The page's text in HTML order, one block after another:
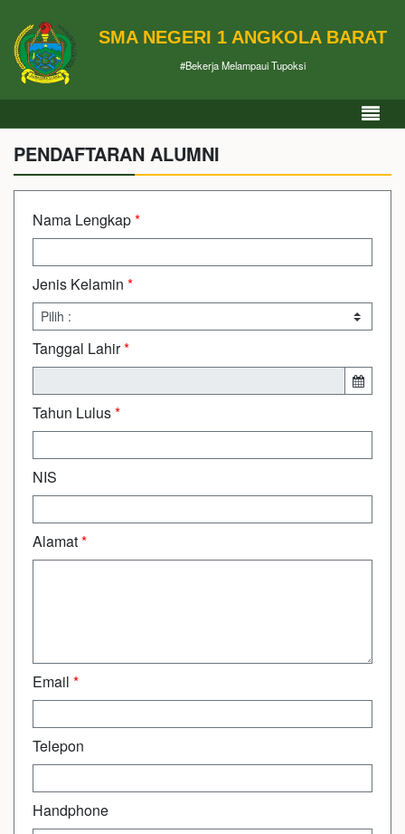
SMA NEGERI 1 ANGKOLA BARAT
#Bekerja Melampaui Tupoksi
PENDAFTARAN ALUMNI
Nama Lengkap*
Jenis Kelamin *
Tanggal Lahir*
Tahun Lulus*
NIS
Alamat*
Email *
Telepon
Handphone